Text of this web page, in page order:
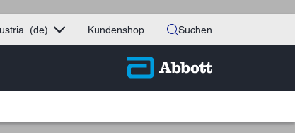
(de) Kundenshop Suchen